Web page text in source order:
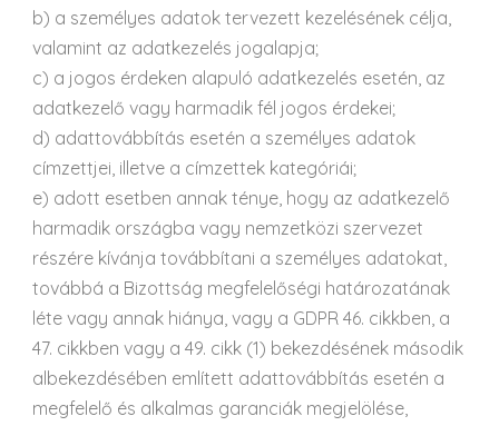
b) a személyes adatok tervezett kezelésének célja,
valamint az adatkezelés jogalapja;
c) a jogos érdeken alapuló adatkezelés esetén, az
adatkezelő vagy harmadik fél jogos érdekei;
d) adattovábbítás esetén a személyes adatok
címzettjei, illetve a címzettek kategóriái;
e) adott esetben annak ténye, hogy az adatkezelő
harmadik országba vagy nemzetközi szervezet
részére kívánja továbbítani a személyes adatokat,
továbbá a Bizottság megfelelőségi határozatának
léte vagy annak hiánya, vagy a GDPR 46. cikkben, a
47. cikkben vagy a 49. cikk (1) bekezdésének második
albekezdésében említett adattovábbítás esetén a
megfelelő és alkalmas garanciák megjelölése,